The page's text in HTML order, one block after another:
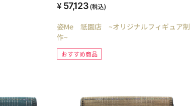
57,123(税込)
姿Me 祇園店 ~オリジナルフィギュア制
作~
おすすめ商品